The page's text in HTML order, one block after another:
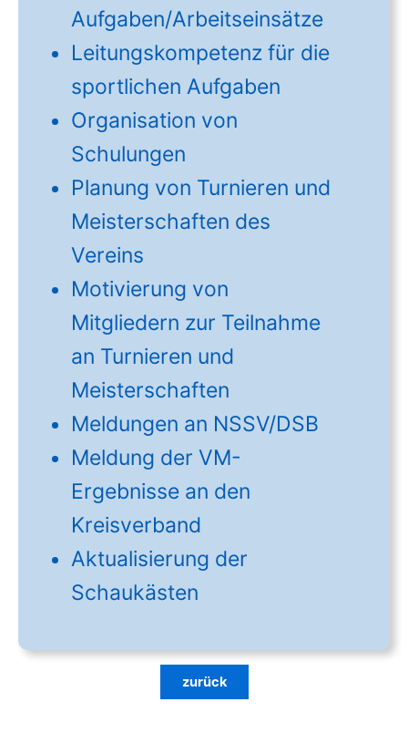
Aufgaben/Arbeitseinsätze
Leitungskompetenz für die
sportlichen Aufgaben
Organisation von
Schulungen
Planung von Turnieren und
Meisterschaften des
Vereins
Motivierung von
Mitgliedern zur Teilnahme
an Turnieren und
Meisterschaften
Meldungen an NSSV/DSB
Meldung der VM-
Ergebnisse an den
Kreisverband
Aktualisierung der
Schaukästen
zurück